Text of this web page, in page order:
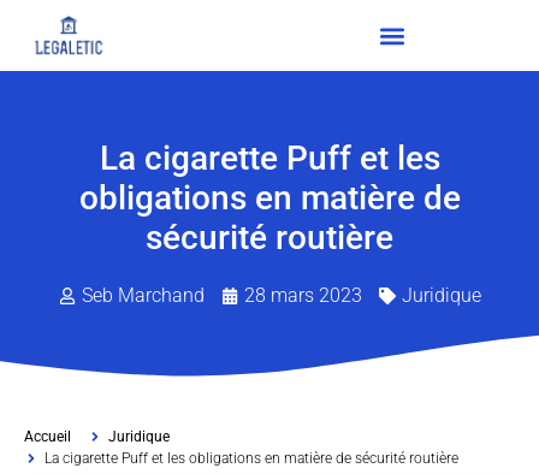
La cigarette Puff et les
obligations en matière de
sécurité routière
Seb Marchand 28 mars 2023 Juridique
Accueil
Juridique
La cigarette Puff et les obligations en matière de sécurité routière